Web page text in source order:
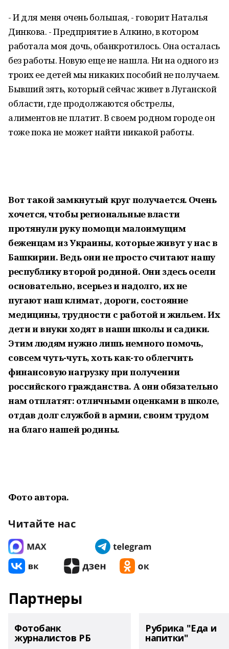
- И для меня очень большая, - говорит Наталья
Динкова. - Предприятие в Алкино, в котором
работала моя дочь, обанкротилось. Она осталась
без работы. Новую еще не нашла. Ни на одного из
троих ее детей мы никаких пособий не получаем.
Бывший зять, который сейчас живет в Луганской
области, где продолжаются обстрелы,
алиментов не платит. В своем родном городе он
тоже пока не может найти никакой работы.
Вот такой замкнутый круг получается. Очень
хочется, чтобы региональные власти
протянули руку помощи малоимущим
беженцам из Украины, которые живут у нас в
Башкирии. Ведь они не просто считают нашу
республику второй родиной. Они здесь осели
основательно, всерьез и надолго, их не
пугают наш климат, дороги, состояние
медицины, трудности с работой и жильем. Их
дети и внуки ходят в наши школы и садики.
Этим людям нужно лишь немного помочь,
совсем чуть-чуть, хоть как-то облегчить
финансовую нагрузку при получении
российского гражданства. А они обязательно
нам отплатят: отличными оценками в школе,
отдав долг службой в армии, своим трудом
на благо нашей родины.
Фото автора.
Читайте нас
Партнеры
Фотобанк
журналистов РБ
Рубрика "Еда и
напитки"